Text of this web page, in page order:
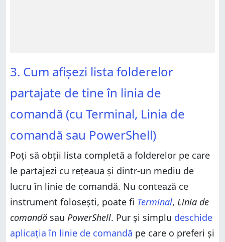
3. Cum afișezi lista folderelor
partajate de tine în linia de
comandă (cu Terminal, Linia de
comandă sau PowerShell)
Poți să obții lista completă a folderelor pe care
le partajezi cu rețeaua și dintr-un mediu de
lucru în linie de comandă. Nu contează ce
instrument folosești, poate fi Terminal, Linia de
comandă sau PowerShell. Pur și simplu deschide
aplicația în linie de comandă pe care o preferi și